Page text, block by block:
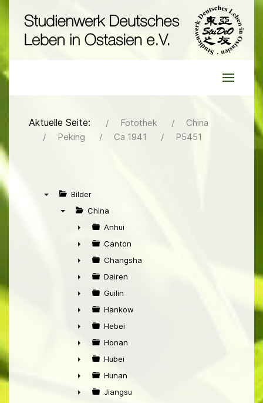
Aktuelle Seite: Fotothek
China
Peking
Ca 1941 P5451
Bilder
China
►
Anhui
►
Canton
►
Changsha
►
Dairen
►
Guilin
►
Hankow
►
Hebei
►
Honan
►
Hubei
►
Hunan
Jiangsu